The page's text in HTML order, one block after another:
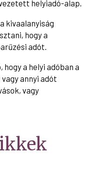
helyiadó-alap.
kivaalanyiság
hogy a
adót.
a helyi adóban a
annyi adót
vagy